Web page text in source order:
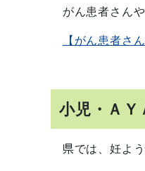
がん患者さんや
【がん患者さ
小児・ＡＹ
県では、妊よう